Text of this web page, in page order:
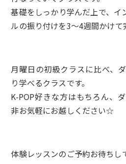
基礎をしっかり学んだ上で、イ
ルの振り付けを3〜4週間かけて
月曜日の初級クラスに比べ、
り学べるクラスです。
K-POP好きな方はもちろん、
非お気軽にお越しください☆
体験レッスンのご予約お待ち